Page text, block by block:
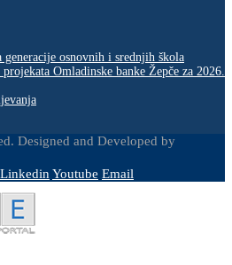
osnovnih i srednjih škola
Omladinske banke Žepče za 2026.
Designed and Developed by
LinkedinYoutube Email